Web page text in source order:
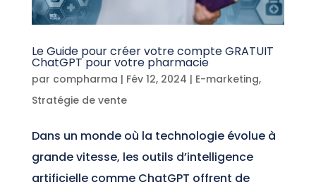
Le Guide pour créer votre compte GRATUIT
ChatGPT pour votre pharmacie
par compharma | Fév 12, 2024 | E-marketing,
Stratégie de vente
Dans un monde où la technologie évolue à
grande vitesse, les outils d’intelligence
artificielle comme ChatGPT offrent de